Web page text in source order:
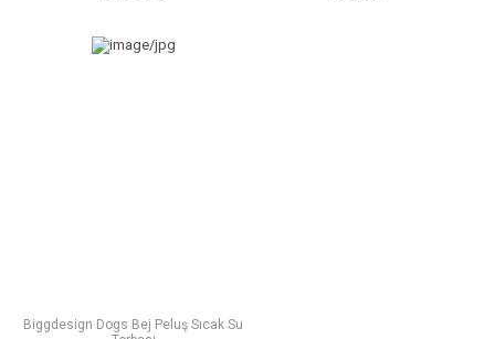
Biggdesign Dogs Bej Peluş Sıcak Su